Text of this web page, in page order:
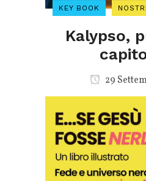
KEY BOOK
Kalypso,
29